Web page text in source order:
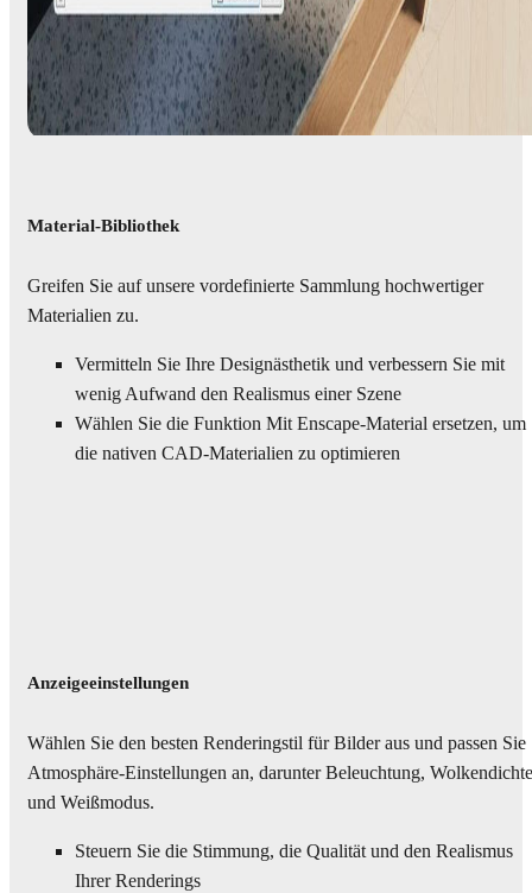
Material-Bibliothek
Greifen Sie auf unsere vordefinierte Sammlung hochwertiger
Materialien zu.
Vermitteln Sie Ihre Designästhetik und verbessern Sie mit
wenig Aufwand den Realismus einer Szene
Wählen Sie die Funktion Mit Enscape-Material ersetzen, um
die nativen CAD-Materialien zu optimieren
Anzeigeeinstellungen
Wählen Sie den besten Renderingstil für Bilder aus und passen Sie
Atmosphäre-Einstellungen an, darunter Beleuchtung, Wolkendichte
und Weißmodus.
Steuern Sie die Stimmung, die Qualität und den Realismus
Ihrer Renderings